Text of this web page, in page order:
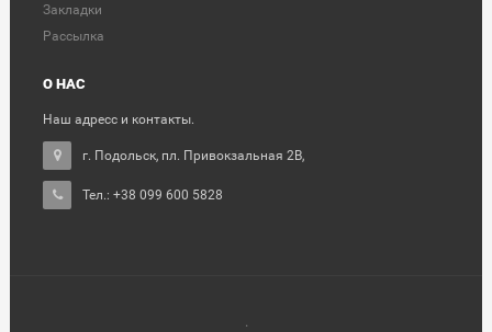
Закладки
Рассылка
О НАС
Наш адресс и контакты.
г. Подольск, пл. Привокзальная 2В,
Тел.: +38 099 600 5828